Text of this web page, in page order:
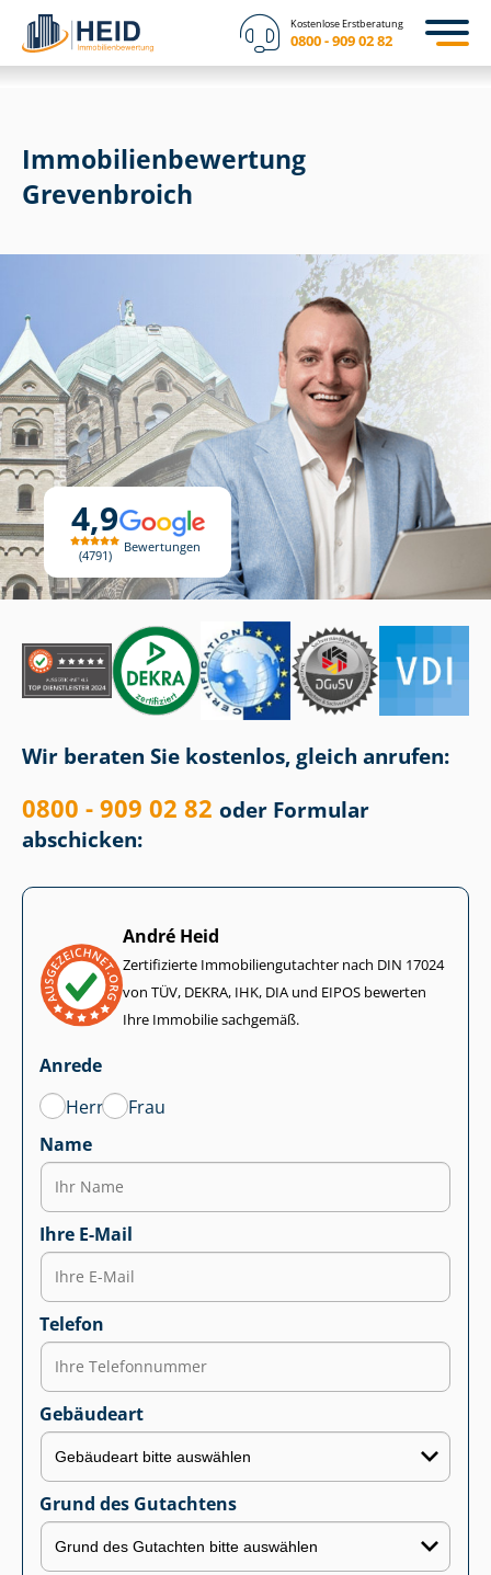
Kostenlose Erstberatung
0800 - 909 02 82
4,9
4791
Bewertungen
Immobilien­bewertung
Grevenbroich
Wir beraten Sie kostenlos, gleich anrufen:
0800 - 909 02 82 oder Formular
abschicken:
André Heid
Zertifizierte Im­mo­bi­li­en­gut­ach­ter nach DIN 17024
von TÜV, DEKRA, IHK, DIA und EIPOS bewerten
Ihre Immobilie sachgemäß.
Anrede
Herr
Frau
Name
Ihre E-Mail
Telefon
Gebäudeart
Grund des Gutachtens